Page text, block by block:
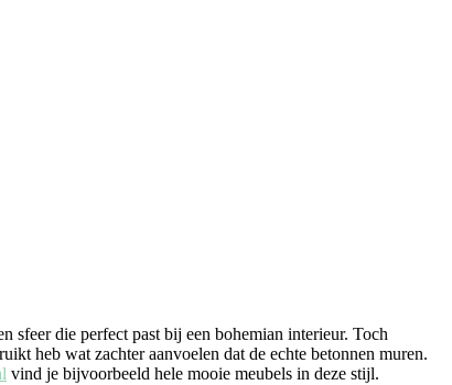
sfeer die perfect past bij een bohemian interieur. Toch
heb wat zachter aanvoelen dat de echte betonnen muren.
vind je bijvoorbeeld hele mooie meubels in deze stijl.